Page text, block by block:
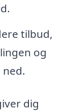
tilbud,
og
dig